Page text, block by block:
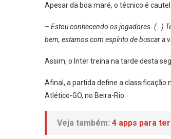
Apesar da boa maré, o técnico é
– Estou conhecendo os jogadores. (…)
bem, estamos com espírito de buscar a
Assim, o Inter treina na tarde desta
Afinal, a partida define a classificação
Atlético-GO, no Beira-Rio.
Veja também: 4 apps para